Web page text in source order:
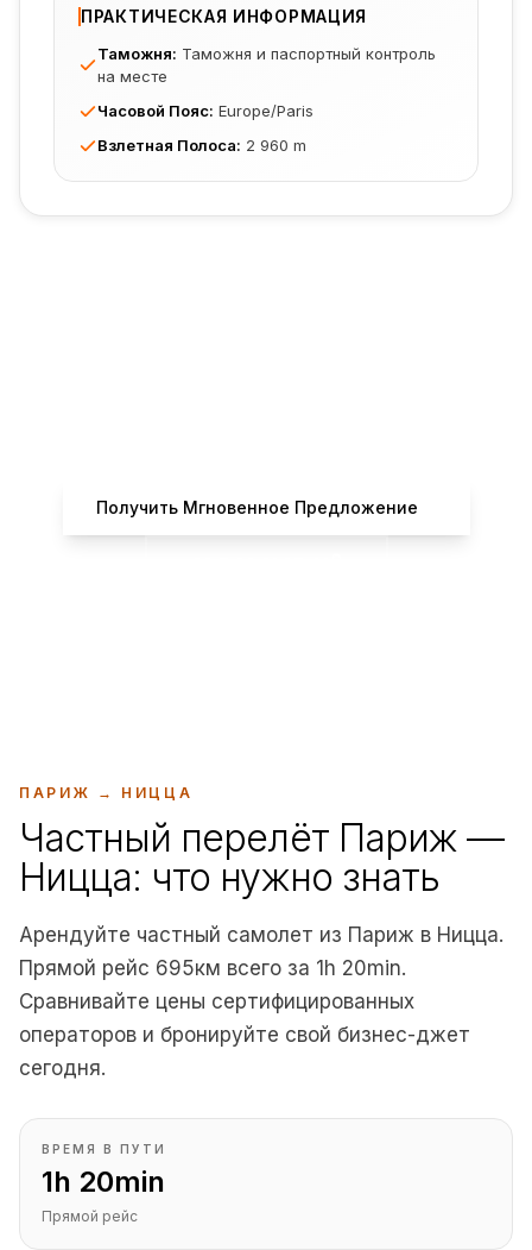
ПРАКТИЧЕСКАЯ ИНФОРМАЦИЯ
Таможня: Таможня и паспортный контроль
на месте
Часовой Пояс: Europe/Paris
Взлетная Полоса: 2 960 m
Получить Мгновенное Предложение
ПАРИЖ → НИЦЦА
Частный перелёт Париж —
Ницца: что нужно знать
Арендуйте частный самолет из Париж в Ницца.
Прямой рейс 695км всего за 1h 20min.
Сравнивайте цены сертифицированных
операторов и бронируйте свой бизнес-джет
сегодня.
ВРЕМЯ В ПУТИ
1h 20min
Прямой рейс